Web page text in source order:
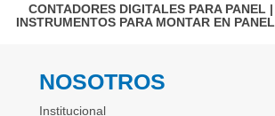
CONTADORES DIGITALES PARA PANEL |
INSTRUMENTOS PARA MONTAR EN PANEL
NOSOTROS
Institucional